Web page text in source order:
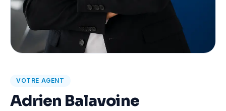
VOTRE AGENT
Adrien Balavoine